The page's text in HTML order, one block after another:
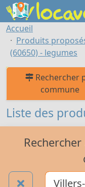
Accueil
Produits
(60650) - legumes
Rechercher
commune
Liste des